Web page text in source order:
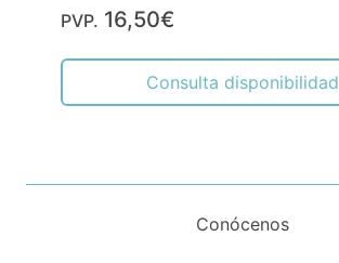
PVP. 16,50€
Consulta disponibilidad
Conócenos